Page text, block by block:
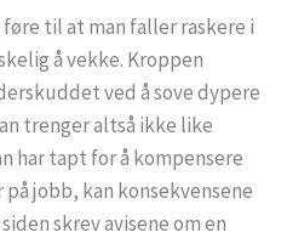
til at man faller raskere i
å vekke. Kroppen
ved å sove dypere
trenger altså ikke like
har tapt for å kompensere
jobb, kan konsekvensene
skrev avisene om en